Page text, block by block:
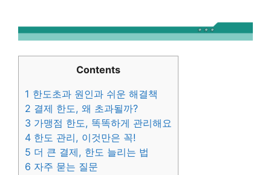
Contents
1 한도초과 원인과 쉬운 해결책
2 결제 한도, 왜 초과될까?
3 가맹점 한도, 똑똑하게 관리해요
4 한도 관리, 이것만은 꼭!
5 더 큰 결제, 한도 늘리는 법
6 자주 묻는 질문